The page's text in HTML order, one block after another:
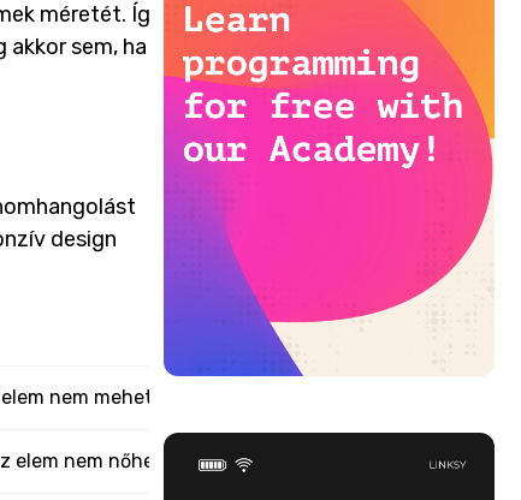
méretét. Így
sem, ha a szülő
design
nem mehet.
elem nem nőhet.